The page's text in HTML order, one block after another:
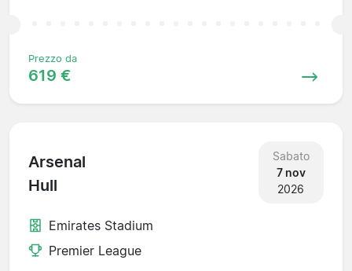
Prezzo da
619 €
Arsenal
Hull
Sabato
7 nov
2026
Emirates Stadium
Premier League